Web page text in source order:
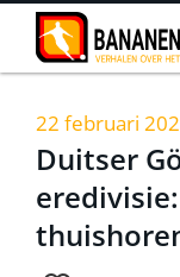
Home
Nieuws
Interviews
22 februari
Duitser